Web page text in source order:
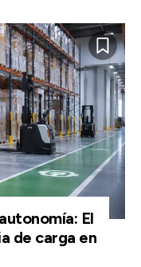
El
de carga en